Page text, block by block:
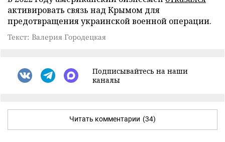
активировать связь над Крымом для
предотвращения украинской военной операции.
Текст: Валерия Городецкая
Подписывайтесь на наши
каналы
Читать комментарии (34)